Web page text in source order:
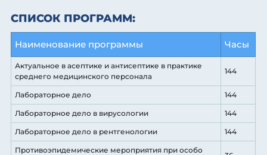
СПИСОК ПРОГРАММ:
Наименование программы Часы
Актуальное в асептике и антисептике в практике
среднего медицинского персонала
144
Лабораторное дело 144
Лабораторное дело в вирусологии 144
Лабораторное дело в рентгенологии 144
Противоэпидемические мероприятия при особо